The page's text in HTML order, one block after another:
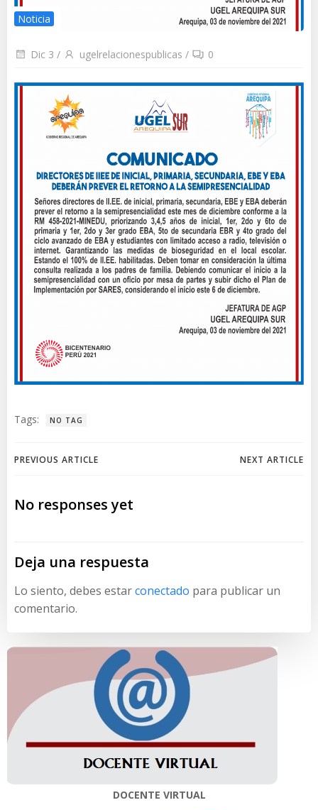
Noticia
Dic 3 / ugelrelacionespublicas / 0
Tags: NO TAG
Navegación
de
PREVIOUS ARTICLE
Navegación
NEXT ARTICLE
No responses yet
Deja una respuesta
Lo siento, debes estarconectado para publicar un
comentario.
DOCENTE VIRTUAL